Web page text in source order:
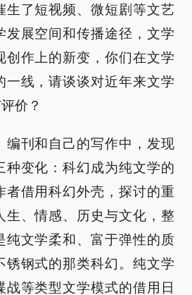
生了短视频、微短剧等文艺
发展空间和传播途径，文学
创作上的新变，你们在文学
一线，请谈谈对近年来文学
价？
编刊和自己的写作中，发现
种变化：科幻成为纯文学的
者借用科幻外壳，探讨的重
生、情感、历史与文化，整
纯文学柔和、富于弹性的质
锈钢式的那类科幻。纯文学
战等类型文学模式的借用日